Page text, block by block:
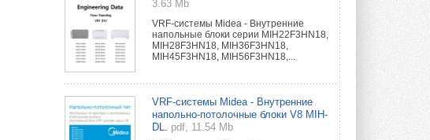
3.63 Mb
VRF-системы Midea - Внутренние
напольные блоки серии MIH22F3HN18,
MIH28F3HN18, MIH36F3HN18,
MIH45F3HN18, MIH56F3HN18,...
VRF-системы Midea - Внутренние
напольно-потолочные блоки V8 MIH-
DL.
pdf, 11.54 Mb